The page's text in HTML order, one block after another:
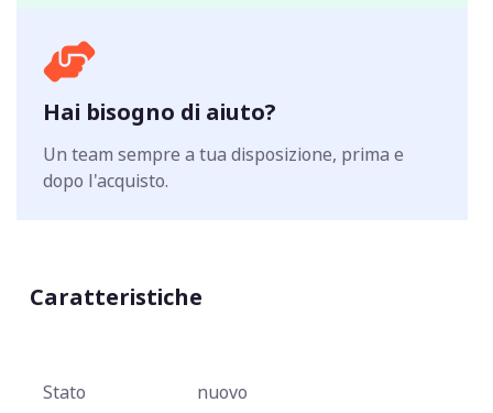
Hai bisogno di aiuto?
Un team sempre a tua disposizione, prima e
dopo l'acquisto.
Caratteristiche
Stato nuovo